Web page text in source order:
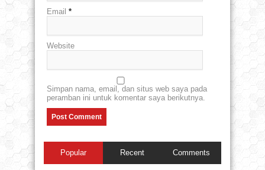
Email *
Website
Simpan nama, email, dan situs web saya pada
peramban ini untuk komentar saya berikutnya.
Popular Recent Comments